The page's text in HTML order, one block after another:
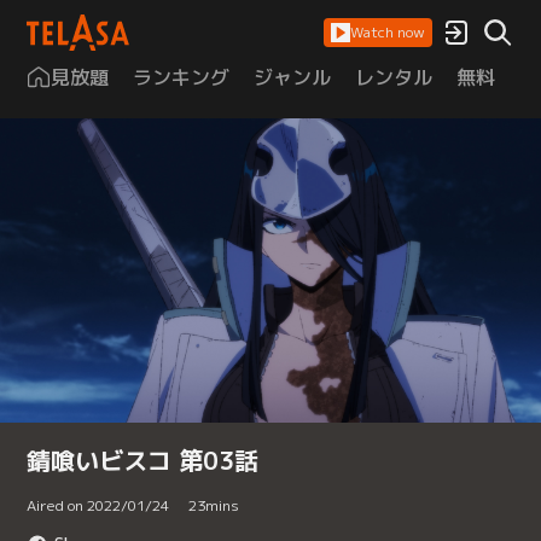
Watch now
見放題 ランキング ジャンル レンタル 無料
錆喰いビスコ 第03話
Aired on 2022/01/24 23mins